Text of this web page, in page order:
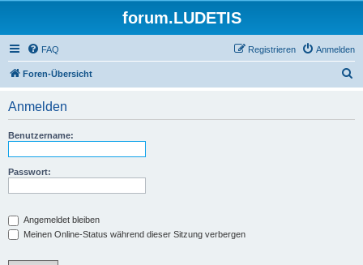
forum.LUDETIS
FAQ Anmelden
Registrieren
Foren-Übersicht
Anmelden
Benutzername:
Passwort:
Angemeldet bleiben
Meinen Online-Status während dieser Sitzung verbergen